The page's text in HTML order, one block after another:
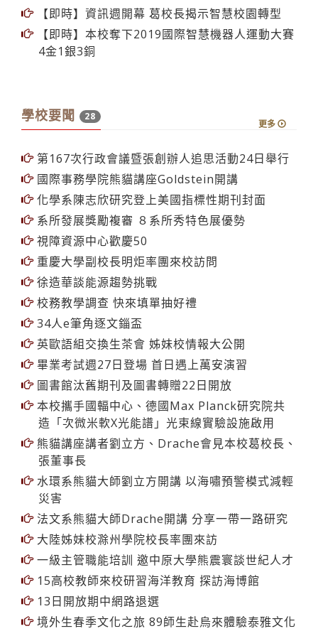
【即時】資訊週開幕 葛校長揭示智慧校園轉型
【即時】本校奪下2019國際智慧機器人運動大賽
4金1銀3銅
學校要聞 28
更多
第167次行政會議暨張創辦人追思活動24日舉行
國際事務學院熊貓講座Goldstein開講
化學系陳志欣研究登上美國指標性期刊封面
系所發展獎勵複審 ８系所秀特色展優勢
視障資源中心歡慶50
重慶大學副校長明炬率團來校訪問
徐造華談能源趨勢挑戰
校務教學調查 快來填單抽好禮
34人e筆角逐文錙盃
英歐語組交換生茶會 姊妹校情報大公開
畢業考試週27日登場 首日遇上萬安演習
圖書館汰舊期刊及圖書轉贈22日開放
本校攜手國輻中心、德國Max Planck研究院共
造「次微米軟X光能譜」光束線實驗設施啟用
熊貓講座講者劉立方、Drache會見本校葛校長、
張董事長
水環系熊貓大師劉立方開講 以海嘯預警模式減輕
災害
法文系熊貓大師Drache開講 分享一帶一路研究
大陸姊妹校滁州學院校長率團來訪
一級主管職能培訓 邀中原大學熊震寰談世紀人才
15高校教師來校研習海洋教育 探訪海博館
13日開放期中網路退選
境外生春季文化之旅 89師生赴烏來體驗泰雅文化